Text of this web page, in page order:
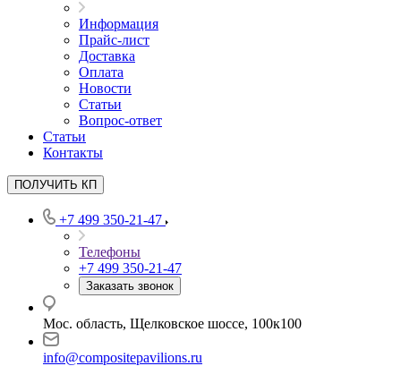
Информация
Прайс-лист
Доставка
Оплата
Новости
Статьи
Вопрос-ответ
Статьи
Контакты
ПОЛУЧИТЬ КП
+7 499 350-21-47
Телефоны
+7 499 350-21-47
Заказать звонок
Мос. область, Щелковское шоссе, 100к100
info@compositepavilions.ru